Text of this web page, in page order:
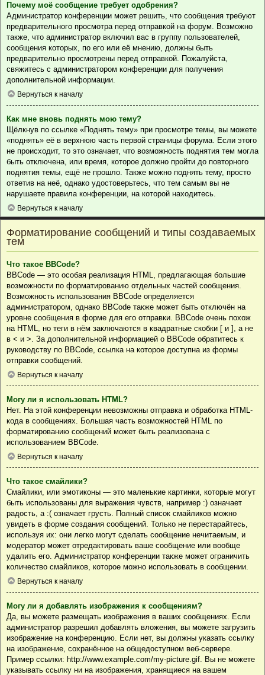
Почему моё сообщение требует одобрения?
Администратор конференции может решить, что сообщения требуют
предварительного просмотра перед отправкой на форум. Возможно
также, что администратор включил вас в группу пользователей,
сообщения которых, по его или её мнению, должны быть
предварительно просмотрены перед отправкой. Пожалуйста,
свяжитесь с администратором конференции для получения
дополнительной информации.
Вернуться к началу
Как мне вновь поднять мою тему?
Щёлкнув по ссылке «Поднять тему» при просмотре темы, вы можете
«поднять» её в верхнюю часть первой страницы форума. Если этого
не происходит, то это означает, что возможность поднятия тем могла
быть отключена, или время, которое должно пройти до повторного
поднятия темы, ещё не прошло. Также можно поднять тему, просто
ответив на неё, однако удостоверьтесь, что тем самым вы не
нарушаете правила конференции, на которой находитесь.
Вернуться к началу
Форматирование сообщений и типы создаваемых
тем
Что такое BBCode?
BBCode — это особая реализация HTML, предлагающая большие
возможности по форматированию отдельных частей сообщения.
Возможность использования BBCode определяется
администратором, однако BBCode также может быть отключён на
уровне сообщения в форме для его отправки. BBCode очень похож
на HTML, но теги в нём заключаются в квадратные скобки [ и ], а не
в < и >. За дополнительной информацией о BBCode обратитесь к
руководству по BBCode, ссылка на которое доступна из формы
отправки сообщений.
Вернуться к началу
Могу ли я использовать HTML?
Нет. На этой конференции невозможны отправка и обработка HTML-
кода в сообщениях. Большая часть возможностей HTML по
форматированию сообщений может быть реализована с
использованием BBCode.
Вернуться к началу
Что такое смайлики?
Смайлики, или эмотиконы — это маленькие картинки, которые могут
быть использованы для выражения чувств, например :) означает
радость, а :( означает грусть. Полный список смайликов можно
увидеть в форме создания сообщений. Только не перестарайтесь,
используя их: они легко могут сделать сообщение нечитаемым, и
модератор может отредактировать ваше сообщение или вообще
удалить его. Администратор конференции также может ограничить
количество смайликов, которое можно использовать в сообщении.
Вернуться к началу
Могу ли я добавлять изображения к сообщениям?
Да, вы можете размещать изображения в ваших сообщениях. Если
администратор разрешил добавлять вложения, вы можете загрузить
изображение на конференцию. Если нет, вы должны указать ссылку
на изображение, сохранённое на общедоступном веб-сервере.
Пример ссылки: http://www.example.com/my-picture.gif. Вы не можете
указывать ссылку ни на изображения, хранящиеся на вашем